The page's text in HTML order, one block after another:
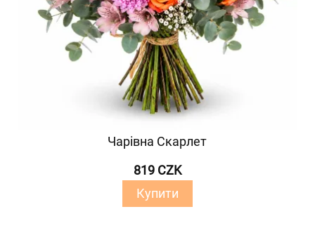
Чарівна Скарлет
819 CZK
Купити